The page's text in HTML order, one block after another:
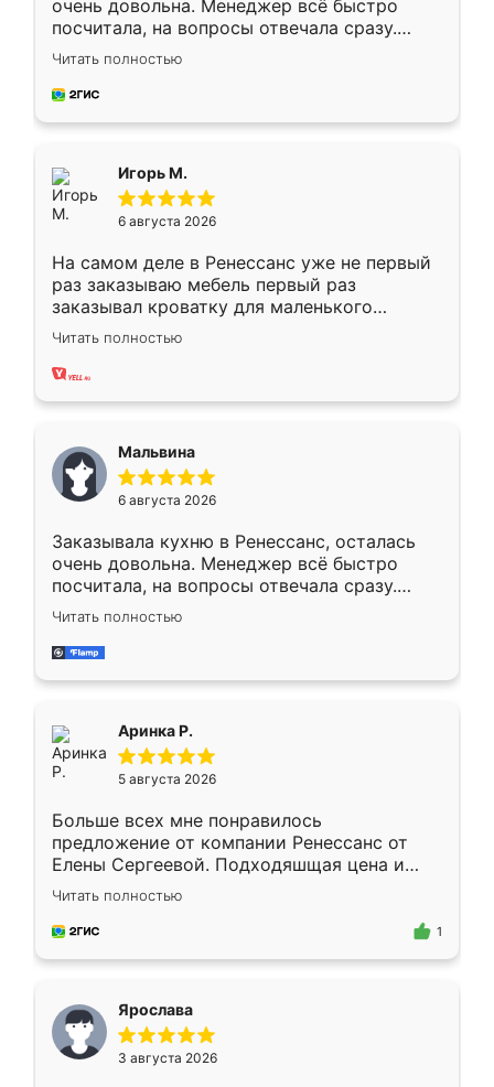
очень довольна. Менеджер всё быстро
посчитала, на вопросы отвечала сразу.
Замерщик приехал в субботу, подошёл к
делу со всей ответственностью. Собрали
за день, ребята работали аккуратно, даже
Читать полностью
Игорь М.
6 августа 2026
На самом деле в Ренессанс уже не первый
раз заказываю мебель первый раз
заказывал кроватку для маленького
ребёнка при его рождении ,во второй раз
заказал шкаф-купе. По качеству очень
хорошее сборка достаточно быстрая,
меньше, здесь же он более разнообразный.
Мне нравится ,если что-то потребуется из
мебели буду заказывать только здесь.
Читать полностью
Мальвина
6 августа 2026
Заказывала кухню в Ренессанс, осталась
очень довольна. Менеджер всё быстро
посчитала, на вопросы отвечала сразу.
Замерщик приехал в субботу, подошёл к
делу со всей ответственностью. Собрали
за день, ребята работали аккуратно, даже
Читать полностью
Аринка Р.
5 августа 2026
Больше всех мне понравилось
предложение от компании Ренессанс от
Елены Сергеевой. Подходяшщая цена и
короткие сроки изготовления. Приехавший
для замера сотрудник Владислав
предложил по моему эскизу самый
Читать полностью
1
Ярослава
3 августа 2026